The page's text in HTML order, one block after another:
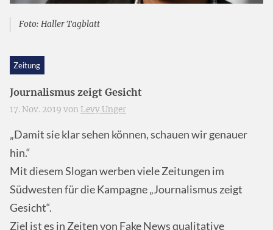
Foto: Haller Tagblatt
Zeitung
Journalismus zeigt Gesicht
17. Nov. 2019 von Levy Unger
„Damit sie klar sehen können, schauen wir genauer
hin.“
Mit diesem Slogan werben viele Zeitungen im
Südwesten für die Kampagne „Journalismus zeigt
Gesicht“.
Ziel ist es in Zeiten von Fake News qualitative